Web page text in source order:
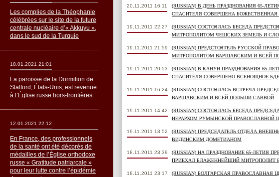
20.11.2011 16:11
(RUSSIAN) В ДЕНЬ ПРАЗДНОВАНИЯ 65-
СПАСИТЕЛЯ СОВЕРШЕНА БОЖЕСТВЕННАЯ
19.11.2011 22:27
(RUSSIAN) СОСТОЯЛАСЬ БЕСЕДА
МИТРОПОЛИТОМ ЧЕШСКИХ ЗЕМЕЛЬ И
19.11.2011 21:59
(RUSSIAN) ПРЕДСТОЯТЕЛЬ РУССКОЙ
МИТРОПОЛИТОМ ВАРШАВСКИМ И ВСЕЙ
19.11.2011 20:53
(RUSSIAN) В КАНУН ПРАЗДНОВАНИЯ 65-
СПАСИТЕЛЯ СОВЕРШЕНО ВСЕНОЩНОЕ
19.11.2011 16:24
(RUSSIAN) СОСТОЯЛАСЬ ВСТРЕЧА
ВАРШАВСКИМ И ВСЕЙ ПОЛЬШИ САВВОЙ
19.11.2011 14:42
(RUSSIAN) СОСТОЯЛАСЬ БЕСЕДА
ИЕРАРХОМ РУМЫНСКОЙ
19.11.2011 13:52
(RUSSIAN) ПРЕДСЕДАТЕЛЬ ОТДЕЛА
ВИДИНСКИМ ДОМЕТИАНОМ
18.11.2011 23:39
(RUSSIAN) НА ПРАЗДНОВАНИЕ 65-ЛЕТИЯ
ПРИЕХАЛ БЛАЖЕННЕЙШИЙ МИТРОПОЛИТ
18.11.2011 23:17
(RUSSIAN) БОЛГАРСКАЯ
Les complies de la Théophanie
célébrées sur le site de la future
centrale nucléaire d’« Akkuyu »,
dans le sud de la Turquie
18.01.2021 21:01
La paroisse de la Dormition de
Stafford, États-Unis, est revenue
à l’Église russe hors-frontières
12.01.2021 22:12
En France, des professionnels
de la santé ont été décorés de
médailles de l’Église orthodoxe
russe « Gratitude patriarcale »
pour leur lutte contre l’épidémie